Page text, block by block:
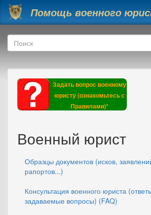
Перейти к основному содержанию
Помощь военного
Форма поиска
Поиск
Задать вопрос военному
юристу (ознакомьтесь с
Правилами)*
Военный юрист
Образцы документов (исков,
рапортов...)
Консультация военного юриста
задаваемые вопросы) (FAQ)